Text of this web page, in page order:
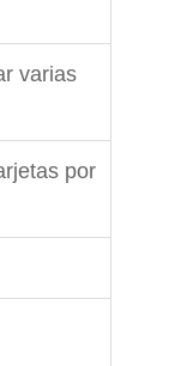
varias
por